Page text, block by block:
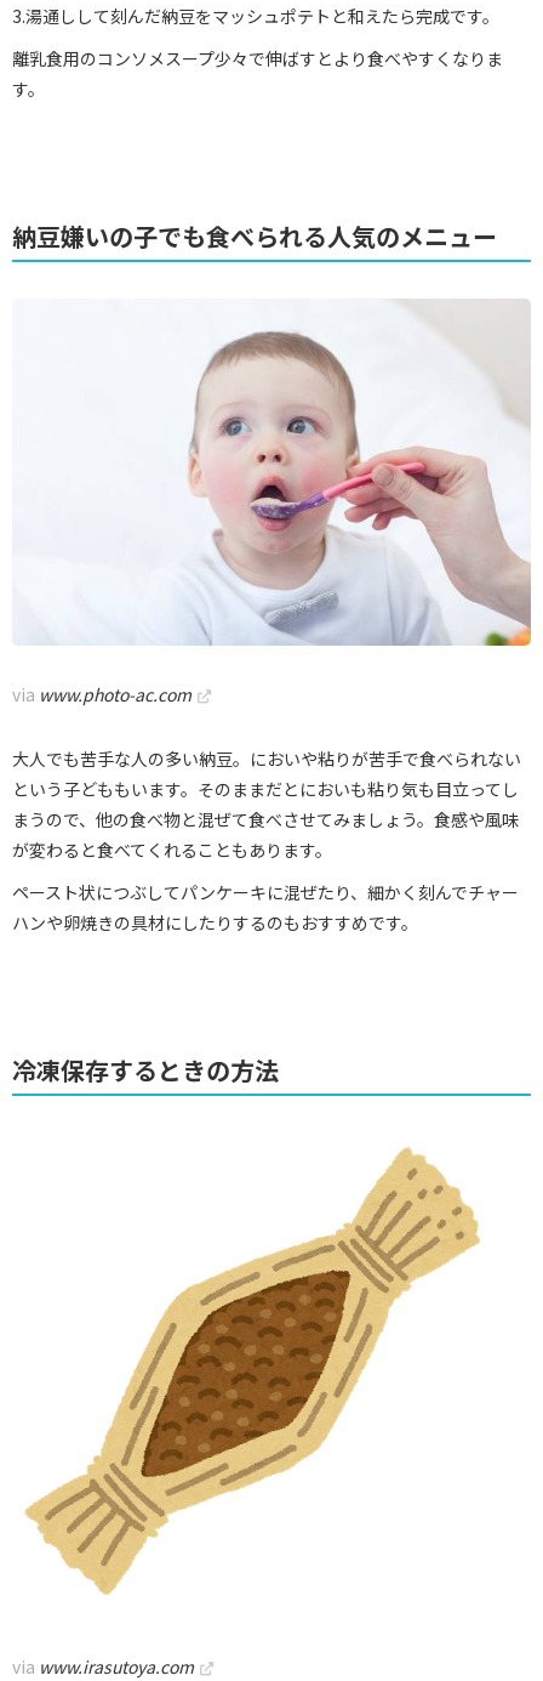
3.湯通しして刻んだ納豆をマッシュポテトと和えたら完成です。
離乳食用のコンソメスープ少々で伸ばすとより食べやすくなりま
す。
納豆嫌いの子でも食べられる人気のメニュー
via www.photo-ac.com
大人でも苦手な人の多い納豆。においや粘りが苦手で食べられない
という子どももいます。そのままだとにおいも粘り気も目立ってし
まうので、他の食べ物と混ぜて食べさせてみましょう。食感や風味
が変わると食べてくれることもあります。
ペースト状につぶしてパンケーキに混ぜたり、細かく刻んでチャー
ハンや卵焼きの具材にしたりするのもおすすめです。
冷凍保存するときの方法
via www.irasutoya.com